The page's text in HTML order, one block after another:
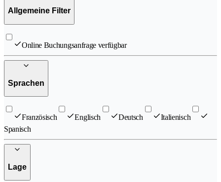
Allgemeine Filter
Online Buchungsanfrage verfügbar
Sprachen
Französisch Englisch Deutsch
Italienisch
Spanisch
Lage